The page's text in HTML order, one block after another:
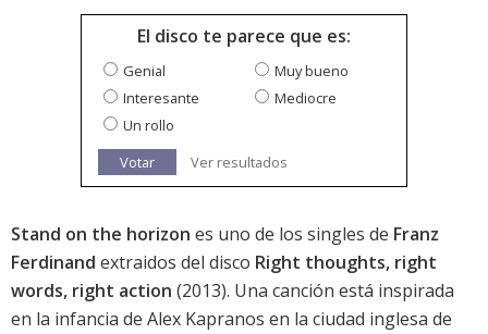
El disco te parece que es:
Genial
Muy bueno
Interesante
Mediocre
Un rollo
Votar
Ver resultados
Stand on the horizon es uno de los singles de Franz
Ferdinand extraidos del disco Right thoughts, right
words, right action (2013). Una canción está inspirada
en la infancia de Alex Kapranos en la ciudad inglesa de